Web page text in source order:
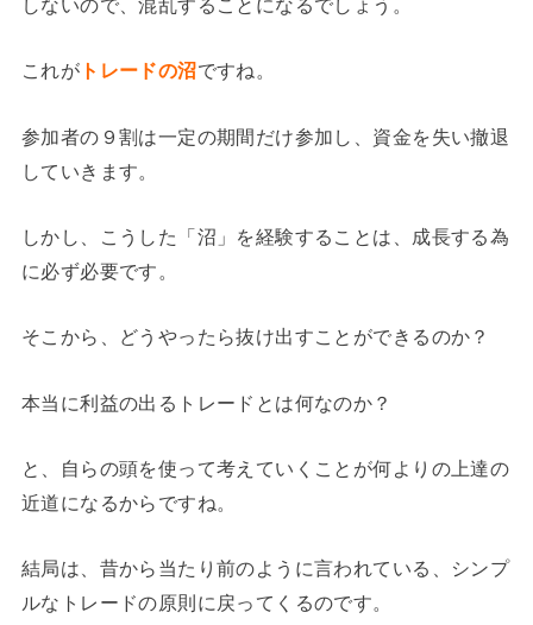
しないので、混乱することになるでしょう。
これが トレードの沼ですね。
参加者の９割は一定の期間だけ参加し、資金を失い撤退
していきます。
しかし、こうした「沼」を経験することは、成長する為
に必ず必要です。
そこから、どうやったら抜け出すことができるのか？
本当に利益の出るトレードとは何なのか？
と、自らの頭を使って考えていくことが何よりの上達の
近道になるからですね。
結局は、昔から当たり前のように言われている、シンプ
ルなトレードの原則に戻ってくるのです。